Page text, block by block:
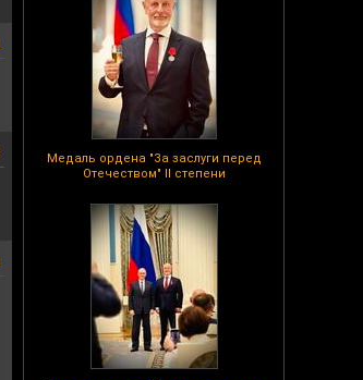
Медаль ордена "За заслуги перед
Отечеством" II степени